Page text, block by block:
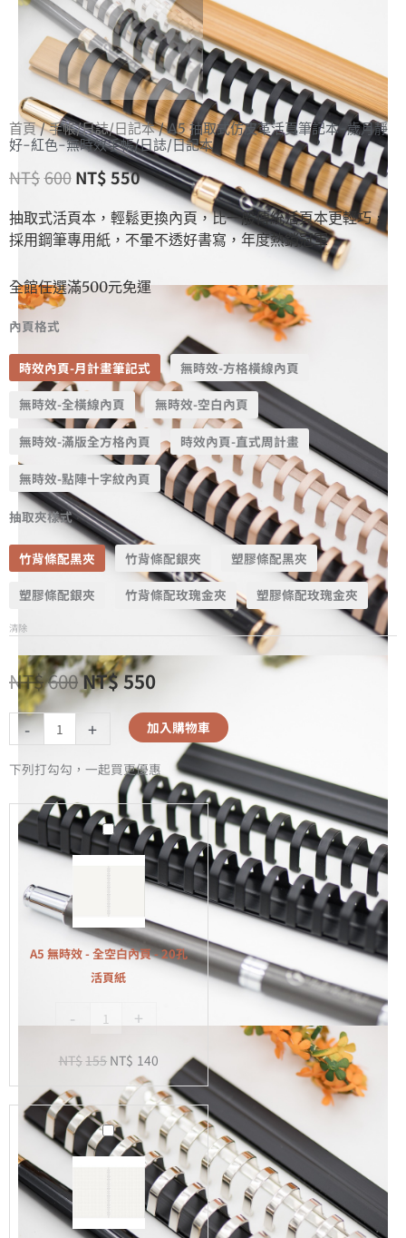
首頁/手帳/日誌/日記本/ A5 抽取式仿皮革活頁筆記本-歲月靜
好-紅色-無時效手帳/日誌/日記本
NT$600 NT$550
抽取式活頁本，輕鬆更換內頁，比一般傳統活頁本更輕巧，
採用鋼筆專用紙，不暈不透好書寫，年度熱銷冠軍
全館任選滿500元免運
內頁格式
時效內頁-月計畫筆記式 無時效-方格橫線內頁
無時效-全橫線內頁 無時效-空白內頁
無時效-滿版全方格內頁 時效內頁-直式周計畫
無時效-點陣十字紋內頁
抽取夾樣式
竹背條配黑夾 竹背條配銀夾 塑膠條配黑夾
塑膠條配銀夾 竹背條配玫瑰金夾 塑膠條配玫瑰金夾
清除
NT$600NT$550
- + 加入購物車
下列打勾勾，一起買更優惠
A5
無
效
-
全
空
內
-
活
頁
A5 無時效 - 全空白內頁 - 20孔
活頁紙
- +
NT$155 NT$ 140
A5
無
效
-